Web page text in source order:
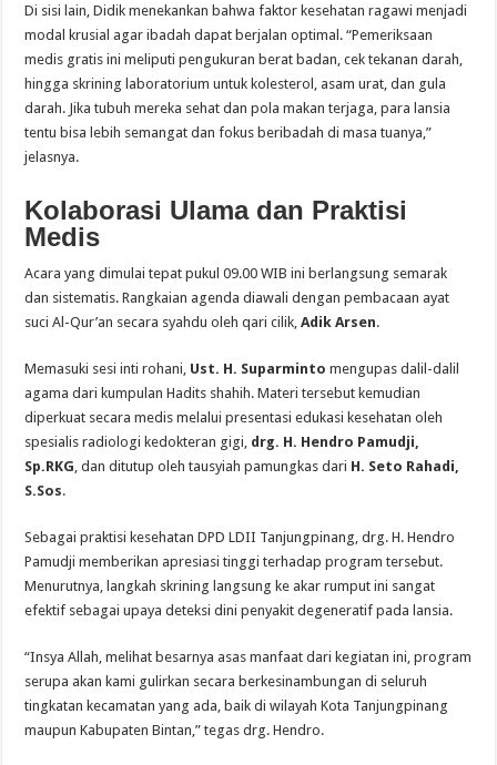
Di sisi lain, Didik menekankan bahwa faktor kesehatan ragawi menjadi
modal krusial agar ibadah dapat berjalan optimal. “Pemeriksaan
medis gratis ini meliputi pengukuran berat badan, cek tekanan darah,
hingga skrining laboratorium untuk kolesterol, asam urat, dan gula
darah. Jika tubuh mereka sehat dan pola makan terjaga, para lansia
tentu bisa lebih semangat dan fokus beribadah di masa tuanya,”
jelasnya.
Kolaborasi Ulama dan Praktisi
Medis
Acara yang dimulai tepat pukul 09.00 WIB ini berlangsung semarak
dan sistematis. Rangkaian agenda diawali dengan pembacaan ayat
suci Al-Qur’an secara syahdu oleh qari cilik,Adik Arsen.
Memasuki sesi inti rohani, Ust. H. Suparminto mengupas dalil-dalil
agama dari kumpulan Hadits shahih. Materi tersebut kemudian
diperkuat secara medis melalui presentasi edukasi kesehatan oleh
spesialis radiologi kedokteran gigi, drg. H. Hendro Pamudji,
Sp.RKG , dan ditutup oleh tausyiah pamungkas dari H. Seto Rahadi,
S.Sos.
Sebagai praktisi kesehatan DPD LDII Tanjungpinang, drg. H. Hendro
Pamudji memberikan apresiasi tinggi terhadap program tersebut.
Menurutnya, langkah skrining langsung ke akar rumput ini sangat
efektif sebagai upaya deteksi dini penyakit degeneratif pada lansia.
“Insya Allah, melihat besarnya asas manfaat dari kegiatan ini, program
serupa akan kami gulirkan secara berkesinambungan di seluruh
tingkatan kecamatan yang ada, baik di wilayah Kota Tanjungpinang
maupun Kabupaten Bintan,” tegas drg. Hendro.